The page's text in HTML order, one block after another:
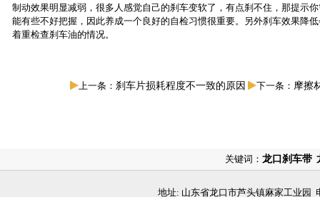
制动效果明显减弱，很多人感觉自己的刹车变软了，有点刹不住，那提示
能有些不好把握，因此养成一个良好的自检习惯很重要。另外刹车效果降
着重检查刹车油的情况。
上一条： 刹车片损耗程度不一致的原因 下一条： 摩擦
关键词： 龙口刹车带
地址: 山东省龙口市芦头镇麻家工业园